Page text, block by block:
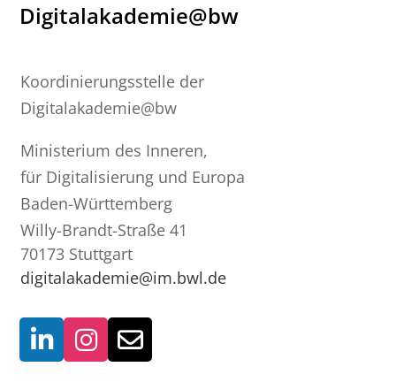
Digitalakademie@bw
Koordinierungsstelle der
Digitalakademie@bw
Ministerium des Inneren,
für Digitalisierung und Europa
Baden-Württemberg
Willy-Brandt-Straße 41
70173 Stuttgart
digitalakademie@im.bwl.de